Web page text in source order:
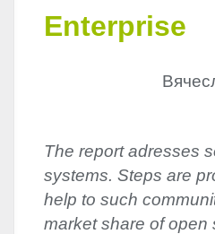
Enterprise
The report adresses
systems. Steps are
help to such
market share of open